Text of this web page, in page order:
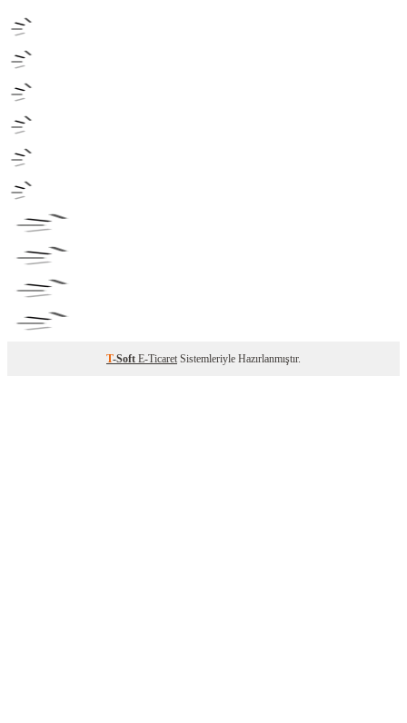
T-Soft E-Ticaret Sistemleriyle Hazırlanmıştır.